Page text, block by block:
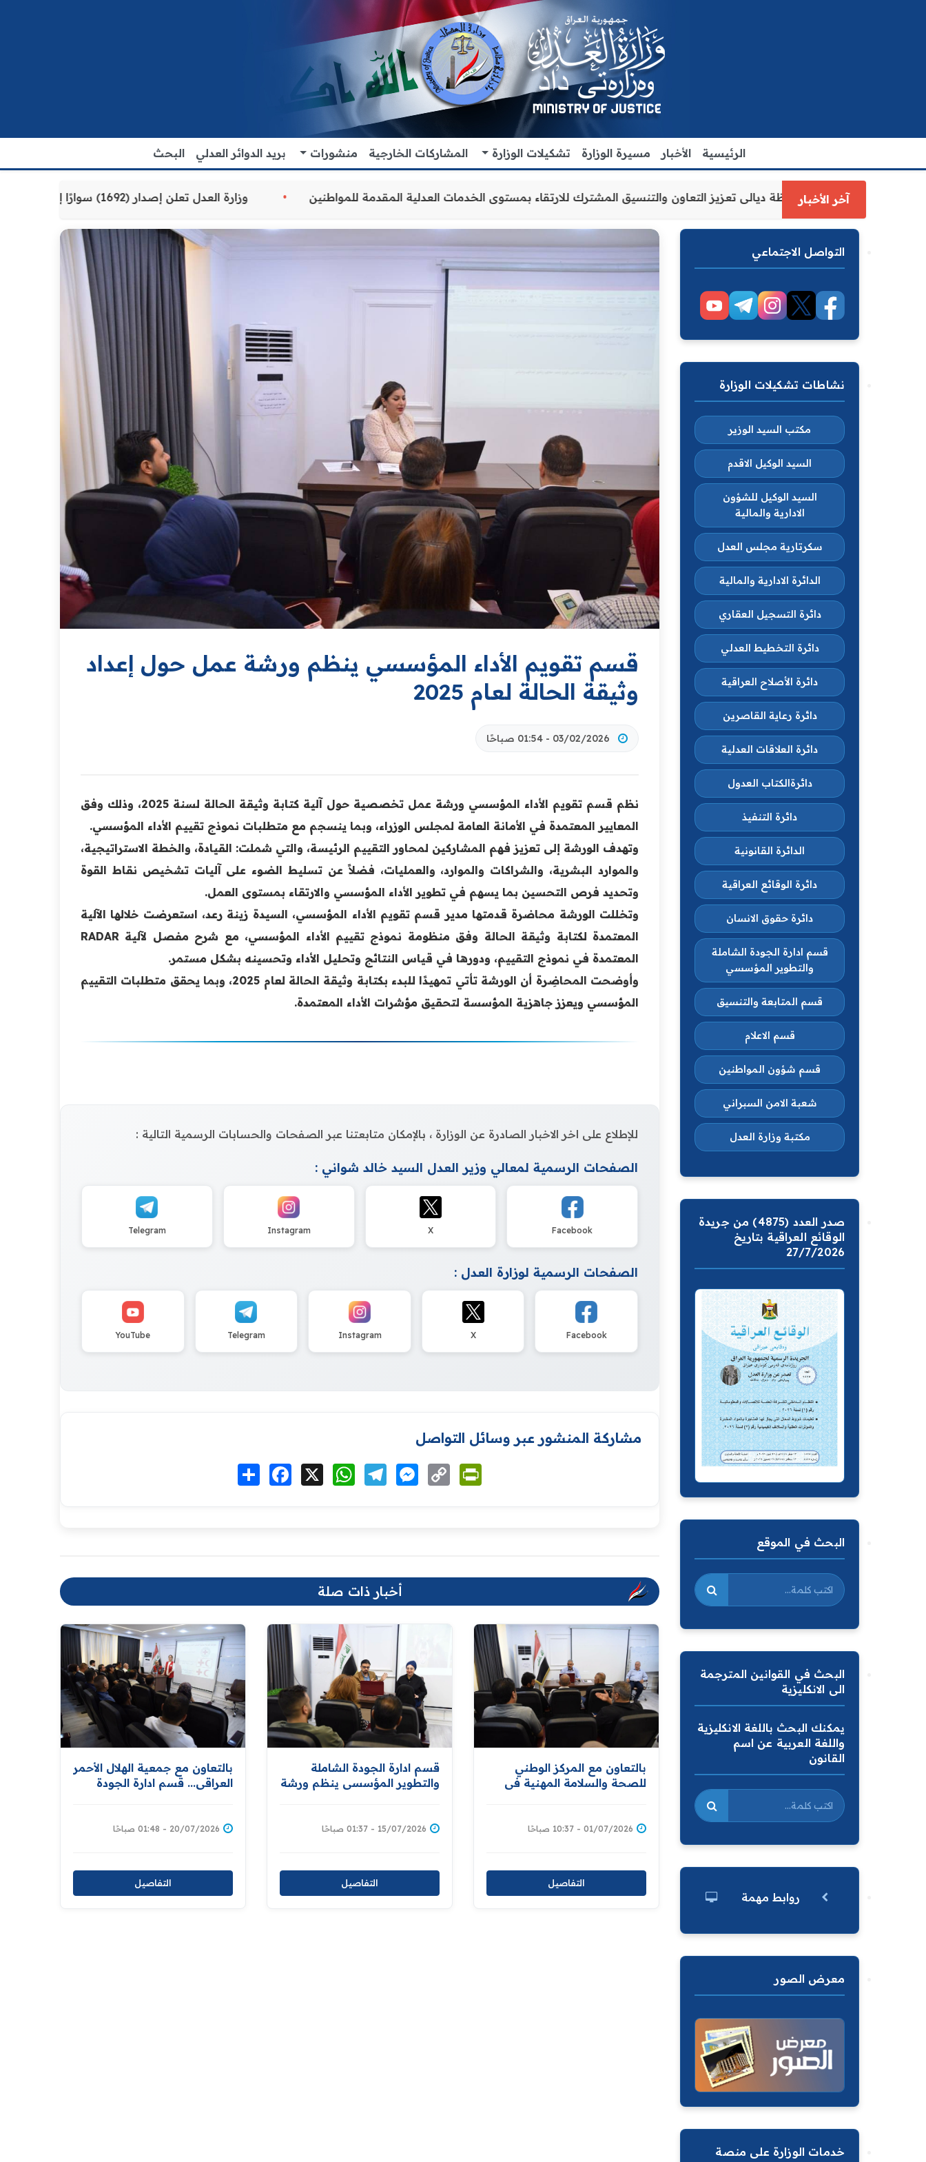
الرئيسية الأخبار مسيرة الوزارة تشكيلات الوزارة المشاركات الخارجية منشورات بريد الدوائر العدلي البحث
آخر الأخبار
العدل الاقدم يبحث مع رئيس مجلس محافظة ديالى تعزيز التعاون والتنسيق المشترك للارتقاء بمستوى الخدمات العدلية المقدمة للمواطنين وزارة العدل تعلن إصدار (1692) سوارًا إلكترونيًا لنزلاء سجن الناصرية المركزي لتنظيم التعاملات المالية داخل المؤسسات الإصلاحية
قسم تقويم الأداء المؤسسي ينظم ورشة عمل حول إعداد
وثيقة الحالة لعام 2025
03/02/2026 - 01:54 صباحًا
نظم قسم تقويم الأداء المؤسسي ورشة عمل تخصصية حول آلية كتابة وثيقة الحالة لسنة 2025، وذلك وفق
المعايير المعتمدة في الأمانة العامة لمجلس الوزراء، وبما ينسجم مع متطلبات نموذج تقييم الأداء المؤسسي.
وتهدف الورشة إلى تعزيز فهم المشاركين لمحاور التقييم الرئيسة، والتي شملت: القيادة، والخطة الاستراتيجية،
والموارد البشرية، والشراكات والموارد، والعمليات، فضلاً عن تسليط الضوء على آليات تشخيص نقاط القوة
وتحديد فرص التحسين بما يسهم في تطوير الأداء المؤسسي والارتقاء بمستوى العمل.
وتخللت الورشة محاضرة قدمتها مدير قسم تقويم الأداء المؤسسي، السيدة زينة رعد، استعرضت خلالها الآلية
المعتمدة لكتابة وثيقة الحالة وفق منظومة نموذج تقييم الأداء المؤسسي، مع شرح مفصل لآلية RADAR
المعتمدة في نموذج التقييم، ودورها في قياس النتائج وتحليل الأداء وتحسينه بشكل مستمر.
وأوضحت المحاضِرة أن الورشة تأتي تمهيدًا للبدء بكتابة وثيقة الحالة لعام 2025، وبما يحقق متطلبات التقييم
المؤسسي ويعزز جاهزية المؤسسة لتحقيق مؤشرات الأداء المعتمدة.
للإطلاع على اخر الاخبار الصادرة عن الوزارة ، بالإمكان متابعتنا عبر الصفحات والحسابات الرسمية التالية :
الصفحات الرسمية لمعالي وزير العدل السيد خالد شواني :
Facebook
X
Instagram
Telegram
الصفحات الرسمية لوزارة العدل :
Facebook
X
Instagram
Telegram
YouTube
مشاركة المنشور عبر وسائل التواصل
انشر Facebook WhatsAppTelegramMessenger
Copy
Link
أخبار ذات صلة
بالتعاون مع جمعية الهلال الأحمر
العراقي... قسم ادارة الجودة
مبادئ الهلال وإدارة الكوارث
20/07/2026 - 01:48 صباحًا
التفاصيل
قسم ادارة الجودة الشاملة
والتطوير المؤسسي ينظم ورشة
الوقاية منها
15/07/2026 - 01:37 صباحًا
التفاصيل
بالتعاون مع المركز الوطني
للصحة والسلامة المهنية في
يقيم ورشة خاصة بحوادث
01/07/2026 - 10:37 صباحًا
التفاصيل
التواصل الاجتماعي
نشاطات تشكيلات الوزارة
مكتب السيد الوزير
السيد الوكيل الاقدم
السيد الوكيل للشؤون
الادارية والمالية
سكرتارية مجلس العدل
الدائرة الادارية والمالية
دائرة التسجيل العقاري
دائرة التخطيط العدلي
دائرة الأصلاح العراقية
دائرة رعاية القاصرين
دائرة العلاقات العدلية
دائرةالكتاب العدول
دائرة التنفيذ
الدائرة القانونية
دائرة الوقائع العراقية
دائرة حقوق الانسان
قسم ادارة الجودة الشاملة
والتطوير المؤسسي
قسم المتابعة والتنسيق
قسم الاعلام
قسم شؤون المواطنين
شعبة الامن السبراني
مكتبة وزارة العدل
صدر العدد (4875) من جريدة
الوقائع العراقية بتاريخ
27/7/2026
البحث في الموقع
البحث في القوانين المترجمة
الى الانكليزية
يمكنك البحث باللغة الانكليزية
واللغة العربية عن اسم
القانون
روابط مهمة
معرض الصور
خدمات الوزارة على منصة